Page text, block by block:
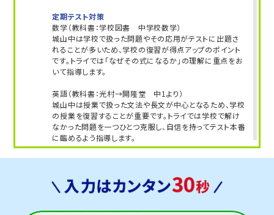
定期テスト対策
数学（教科書：学校図書 中学校数学）
城山中は学校で扱った問題やその応用がテストに出題さ
れることが多いため、学校の復習が得点アップのポイント
です。トライでは「なぜその式になるか」の理解に重点をお
いて指導します。
英語（教科書：光村→開隆堂 中1より）
城山中は授業で扱った文法や長文が中心となるため、学校
の授業を復習することが重要です。トライでは学校で解け
なかった問題を一つひとつ克服し、自信を持ってテスト本番
に臨めるよう指導します。
人気のコース
・学調対策コース